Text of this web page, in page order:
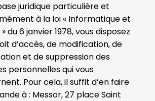
juridique particulière et
à la loi « Informatique et
du 6 janvier 1978, vous disposez
d’accès, de modification, de
et de suppression des
personnelles qui vous
Pour cela, il suffit d’en faire
à : Messor, 27 place Saint